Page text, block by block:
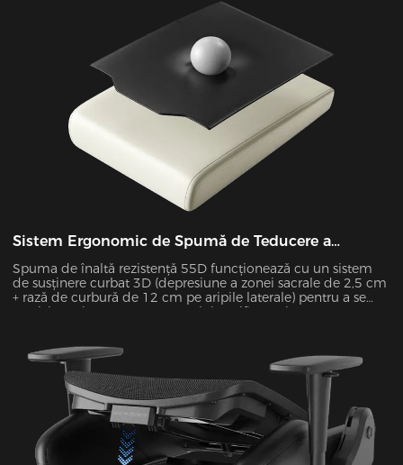
zgârieturi menține un aspect ca nou pe termen nelimitat.
Sistem Ergonomic de Spumă de Teducere a
Presiunii
Spuma de înaltă rezistență 55D funcționează cu un sistem
de susținere curbat 3D (depresiune a zonei sacrale de 2,5 cm
+ rază de curbură de 12 cm pe aripile laterale) pentru a se
potrivi precis cu postura corpului. Verificat prin maparea
timpul sesiunilor de ședere de 4 ore.